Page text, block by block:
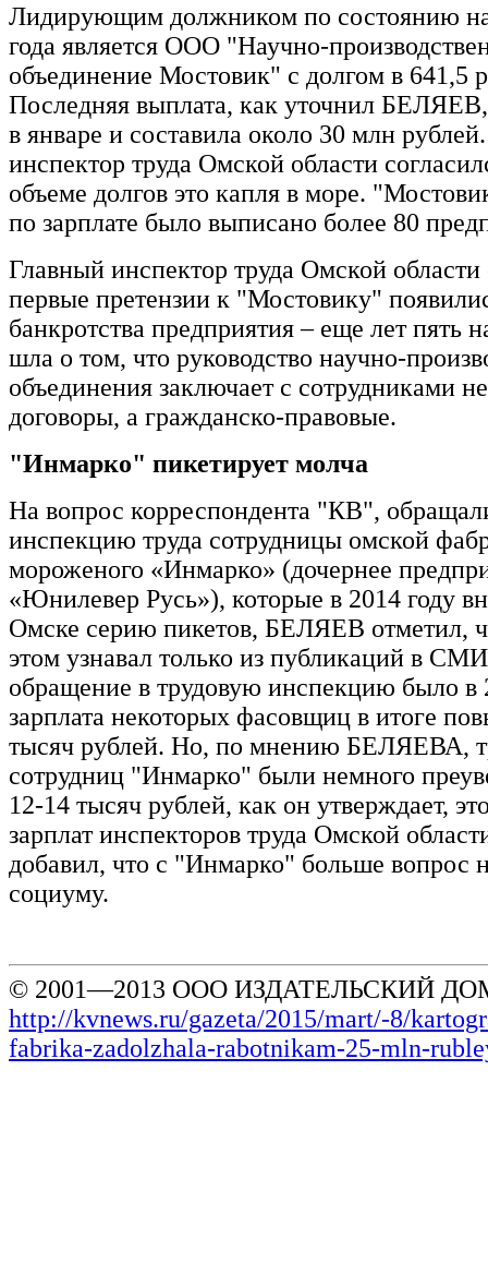
Лидирующим должником по состоянию
года является ООО "Научно-
объединение Мостовик" с долгом в 641,5
Последняя выплата, как уточнил БЕЛЯЕВ,
в январе и составила около 30 млн
инспектор труда Омской области
объеме долгов это капля в море.
по зарплате было выписано более 80
Главный инспектор труда Омской области
первые претензии к "Мостовику"
банкротства предприятия – еще лет пять
шла о том, что руководство научно-
объединения заключает с сотрудниками
договоры, а гражданско-правовые.
"Инмарко" пикетирует молча
На вопрос корреспондента "КВ",
инспекцию труда сотрудницы омской
мороженого «Инмарко» (дочернее
«Юнилевер Русь»), которые в 2014 году
Омске серию пикетов, БЕЛЯЕВ отметил,
этом узнавал только из публикаций в
обращение в трудовую инспекцию было в
зарплата некоторых фасовщиц в итоге
тысяч рублей. Но, по мнению БЕЛЯЕВА,
сотрудниц "Инмарко" были немного
12-14 тысяч рублей, как он утверждает,
зарплат инспекторов труда Омской
добавил, что с "Инмарко" больше вопрос
социуму.
© 2001—2013 ООО ИЗДАТЕЛЬСКИЙ
http://kvnews.ru/gazeta/2015/mart/-8/
fabrika-zadolzhala-rabotnikam-25-mln-